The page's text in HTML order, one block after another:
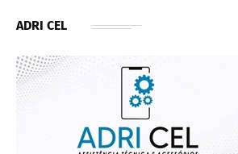
ADRI CEL